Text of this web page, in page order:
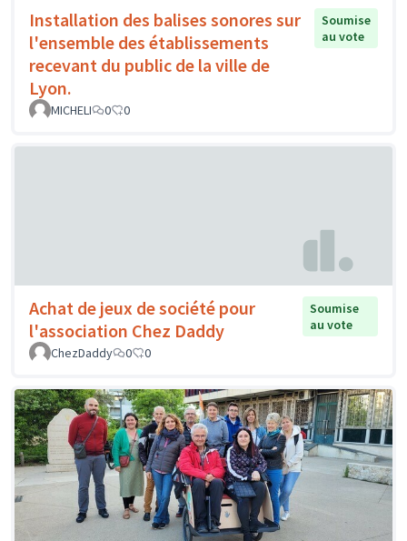
Installation des balises sonores sur
l'ensemble des établissements
recevant du public de la ville de
Lyon.
Soumise
au vote
MICHELI 0 0
Achat de jeux de société pour
l'association Chez Daddy
Soumise
au vote
ChezDaddy
0 0